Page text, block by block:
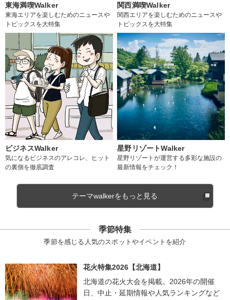
東海満喫Walker
東海エリアを楽しむためのニュースや
トピックスを大特集
関西満喫Walker
関西エリアを楽しむためのニュースや
トピックスを大特集
ビジネスWalker
気になるビジネスのアレコレ、ヒット
の裏側を徹底調査
星野リゾートWalker
星野リゾートが運営する多彩な施設の
最新情報をチェック！
テーマwalkerをもっと見る
季節特集
季節を感じる人気のスポットやイベントを紹介
花火特集2026【北海道】
北海道の花火大会を掲載。2026年の開催
日、中止・延期情報や人気ランキングなど